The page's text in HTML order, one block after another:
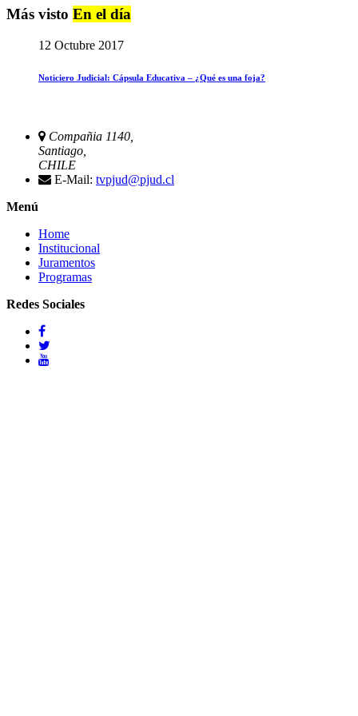
Más visto En el día
12 Octubre 2017
Noticiero Judicial: Cápsula Educativa – ¿Qué es una foja?
Compañia 1140,
Santiago,
CHILE
E-Mail: tvpjud@pjud.cl
Menú
Home
Institucional
Juramentos
Programas
Redes Sociales